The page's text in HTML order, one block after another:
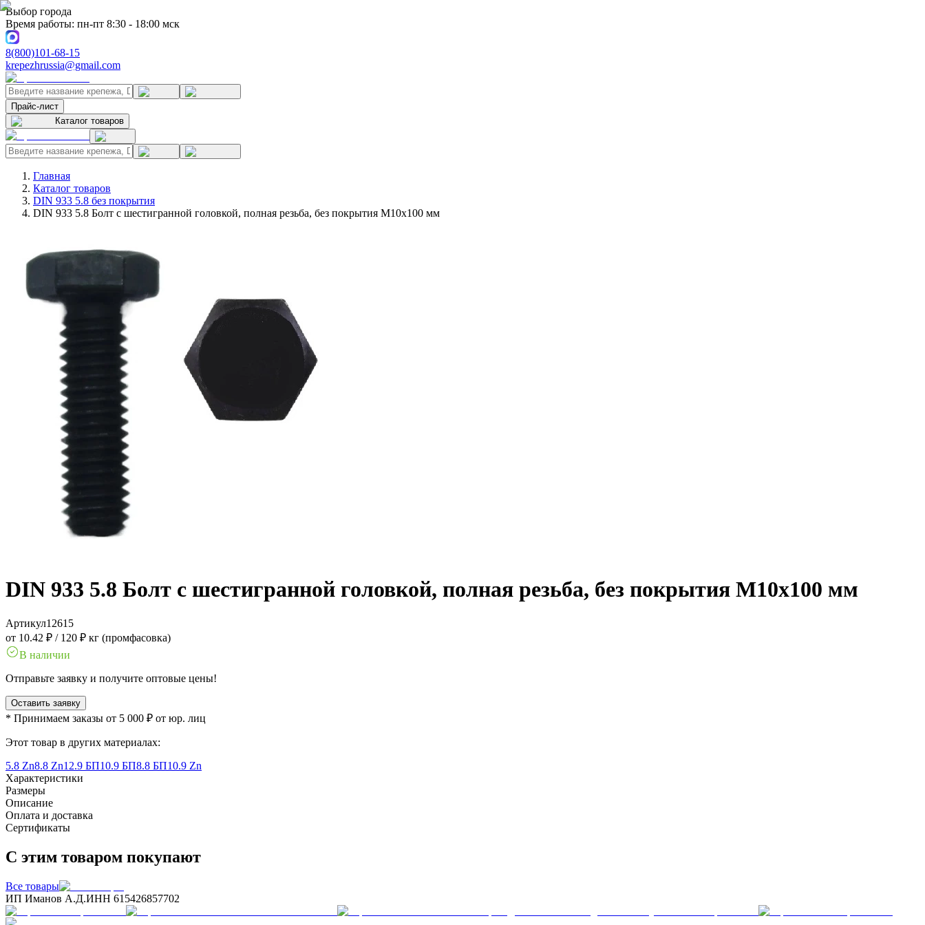
Выбор города
Время работы: пн-пт 8:30 - 18:00 мск
8(800)101-68-15
krepezhrussia@gmail.com
Прайс-лист
Каталог товаров
Главная
Каталог товаров
DIN 933 5.8 без покрытия
DIN 933 5.8 Болт с шестигранной головкой, полная резьба, без покрытия M10x100 мм
DIN 933 5.8 Болт с шестигранной головкой, полная резьба, без покрытия M10x100 мм
Артикул12615
от 10.42 ₽ / 120 ₽ кг (промфасовка)
В наличии
Отправьте заявку и получите оптовые цены!
Оставить заявку
* Принимаем заказы от 5 000 ₽ от юр. лиц
Этот товар в других материалах:
5.8 Zn8.8 Zn12.9 БП10.9 БП8.8 БП10.9 Zn
Характеристики
Размеры
Описание
Оплата и доставка
Сертификаты
С этим товаром покупают
Все товары
ИП Иманов А.Д.ИНН 615426857702